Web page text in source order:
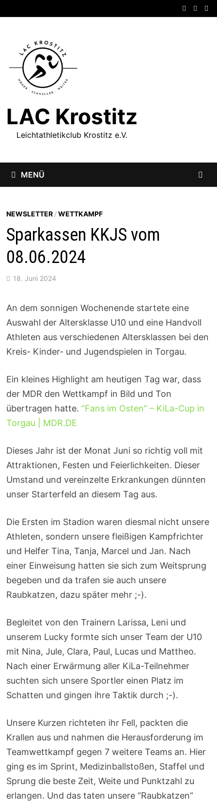
Inhalt
LAC Krostitz
Leichtathletikclub Krostitz e.V.
MENÜ
NEWSLETTER/WETTKAMPF
Sparkassen KKJS vom
08.06.2024
18. Juni 2024
An dem sonnigen Wochenende startete eine
Auswahl der Altersklasse U10 und eine Handvoll
Athleten aus verschiedenen Altersklassen bei den
Kreis- Kinder- und Jugendspielen in Torgau.
Ein kleines Highlight am heutigen Tag war, dass
der MDR den Wettkampf in Bild und Ton
übertragen hatte. “Fans im Osten” – KiLa-Cup in
Torgau | MDR.DE
Dieses Jahr ist der Monat Juni so richtig voll mit
Attraktionen, Festen und Feierlichkeiten. Dieser
Umstand und vereinzelte Erkrankungen dünnten
unser Starterfeld an diesem Tag aus.
Die Ersten im Stadion waren diesmal nicht unsere
Athleten, sondern unsere fleißigen Kampfrichter
und Helfer Tina, Tanja, Marcel und Jan. Nach
einer Einweisung hatten sie sich zum Weitsprung
begeben und da trafen sie auch unsere
Raubkatzen, dazu später mehr ;-).
Begleitet von den Trainern Larissa, Leni und
unserem Lucky formte sich unser Team der U10
mit Nina, Jule, Clara, Paul, Lucas und Mattheo.
Nach einer Erwärmung aller KiLa-Teilnehmer
suchten sich unsere Sportler einen Platz im
Schatten und gingen ihre Taktik durch ;-).
Unsere Kurzen richteten ihr Fell, packten die
Krallen aus und nahmen die Herausforderung im
Teamwettkampf gegen 7 weitere Teams an. Hier
ging es im Sprint, Medizinballstoßen, Staffel und
Sprung die beste Zeit, Weite und Punktzahl zu
erlangen. Und das taten unsere “Raubkatzen”